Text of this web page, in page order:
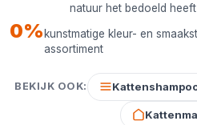
natuur het bedoeld heeft
0% kunstmatige kleur- en
assortiment
BEKIJK OOK: